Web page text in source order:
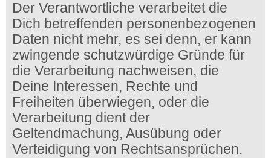
Der Verantwortliche verarbeitet die
Dich betreffenden personenbezogenen
Daten nicht mehr, es sei denn, er kann
zwingende schutzwürdige Gründe für
die Verarbeitung nachweisen, die
Deine Interessen, Rechte und
Freiheiten überwiegen, oder die
Verarbeitung dient der
Geltendmachung, Ausübung oder
Verteidigung von Rechtsansprüchen.